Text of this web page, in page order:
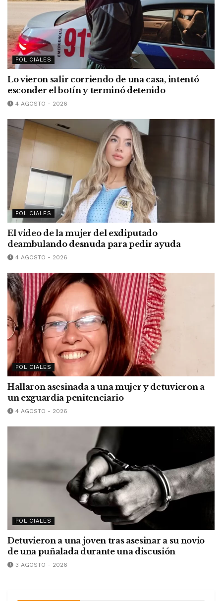
POLICIALES
Lo vieron salir corriendo de una casa, intentó
esconder el botín y terminó detenido
4 AGOSTO - 2026
POLICIALES
El video de la mujer del exdiputado
deambulando desnuda para pedir ayuda
4 AGOSTO - 2026
POLICIALES
Hallaron asesinada a una mujer y detuvieron a
un exguardia penitenciario
4 AGOSTO - 2026
POLICIALES
Detuvieron a una joven tras asesinar a su novio
de una puñalada durante una discusión
3 AGOSTO - 2026